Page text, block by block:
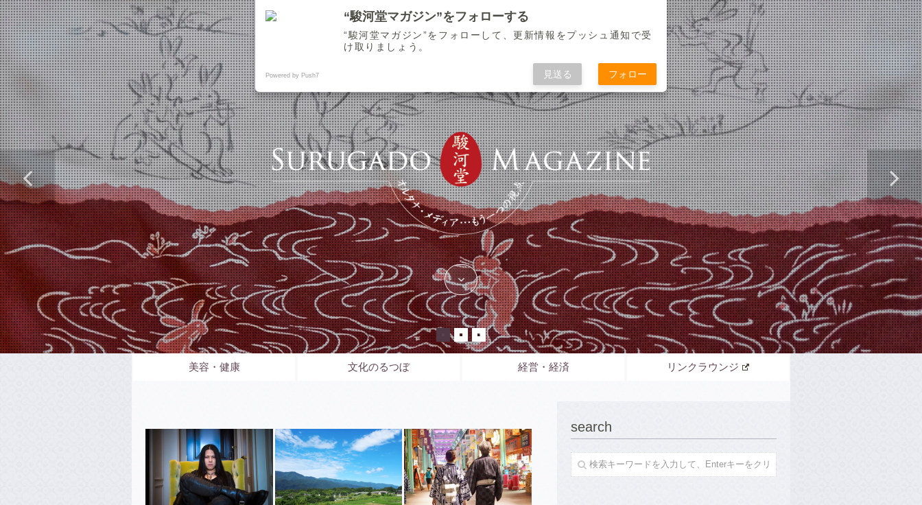
ホーム
home
リンクラウンジ
link lounge about
1 2 3
Next
美容・健康 文化のるつぼ 経営・経済 リンクラウンジ
search
“駿河堂マガジン”をフォローする
“駿河堂マガジン”をフォローして、更新情報をプッシュ通知で受
け取りましょう。
Powered by Push7 見送る フォロー